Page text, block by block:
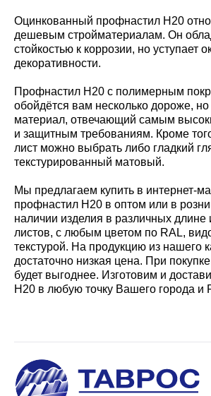
Оцинкованный профнастил Н20
дешевым стройматериалам. Он
стойкостью к коррозии, но уступает
декоративности.
Профнастил Н20 с полимерным
обойдётся вам несколько дороже,
материал, отвечающий самым
и защитным требованиям. Кроме
лист можно выбрать либо гладкий
текстурированный матовый.
Мы предлагаем купить в интернет-
профнастил Н20 в оптом или в
наличии изделия в различных длине
листов, с любым цветом по RAL,
текстурой. На продукцию из нашего
достаточно низкая цена. При
будет выгоднее. Изготовим и
Н20 в любую точку Вашего города и